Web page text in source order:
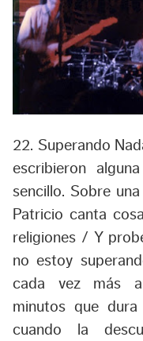
22. Superando
escribieron
sencillo. Sobre
Patricio canta
religiones / Y
no estoy
cada vez más
minutos que
cuando la